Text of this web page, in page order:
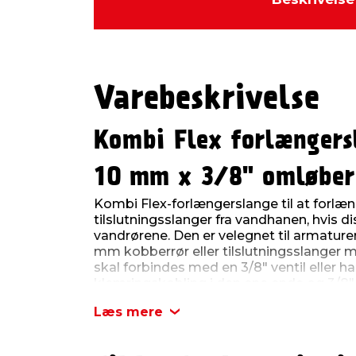
Varebeskrivelse
Kombi Flex
10 mm x 3/8" omløber
Kombi Flex-forlængerslange til at
tilslutningsslanger fra vandhanen, hvis
vandrørene. Den er velegnet til
mm kobberrør eller tilslutningsslanger
skal forbindes med en 3/8" ventil eller
Læs mere